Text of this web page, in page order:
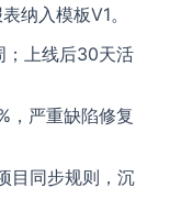
纳入模板V1。
；上线后30天活
，严重缺陷修复
目同步规则，沉